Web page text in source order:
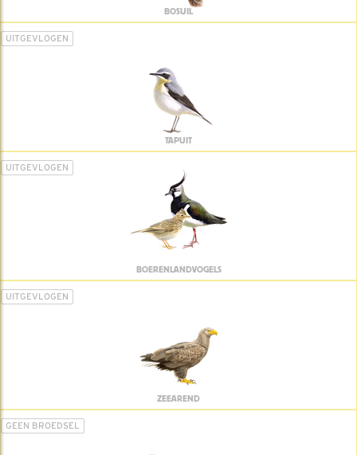
BOSUIL
UITGEVLOGEN
TAPUIT
UITGEVLOGEN
BOERENLANDVOGELS
UITGEVLOGEN
ZEEAREND
GEEN BROEDSEL